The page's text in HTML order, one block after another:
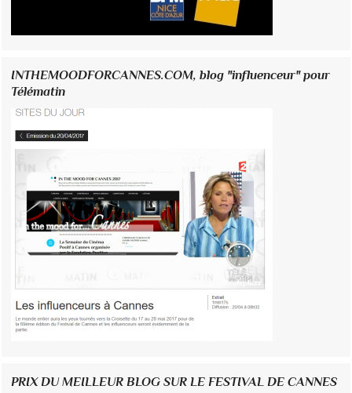
INTHEMOODFORCANNES.COM, blog "influenceur" pour
Télématin
PRIX DU MEILLEUR BLOG SUR LE FESTIVAL DE CANNES